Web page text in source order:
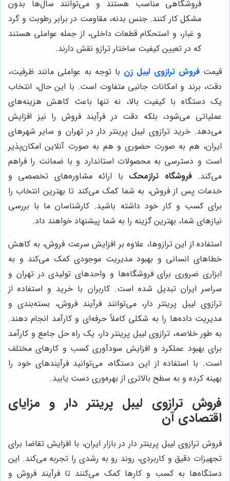
فروشگاهی مناسب هستند و می‌توانند سال‌ها بدون
مشکل کار کنند. جنس بدنه، مقاومت در برابر رطوبت و گرد
و غبار، و استحکام قطعات داخلی، از جمله عواملی هستند
که در تعیین کیفیت ساختار ترازو نقش دارند.
قیمتفروش ترازوی لیبل زن با توجه به عواملی مانند ظرفیت،
دقت، برند و امکانات جانبی متفاوت است. با این حال، انتخاب
یک دستگاه با کیفیت بالا، نه تنها باعث کاهش هزینه‌های
عملیاتی می‌شود، بلکه دقت در فرآیند فروش را نیز افزایش
می‌دهد. خرید ترازوی لیبل پرینتر دار در تهران و سایر شهرهای
ایران، هم به صورت حضوری و هم به صورت آنلاین امکان‌پذیر
است و دسترسی به محصولات استاندارد و با ضمانت را فراهم
می‌کند.فروشگاه ترازمحک با ارائه مشاوره‌های تخصصی و
خدمات پس از فروش، به شما کمک می‌کند تا بهترین انتخاب را
برای کسب و کار خود داشته باشید. کارشناسان ما با بررسی
نیازهای شما، بهترین گزینه را به شما پیشنهاد خواهند داد.
استفاده از این ترازوها، علاوه بر افزایش سرعت فروش، به کاهش
خطاهای انسانی و بهبود مدیریت موجودی کمک می‌کند و به
ابزاری ضروری برای فروشگاه‌ها و واحدهای تولیدی در تهران و
سراسر ایران تبدیل شده است. کاربران با خرید و استفاده از
ترازوی لیبل پرینتر دار، می‌توانند فرآیند فروش، بسته‌بندی و
مدیریت داده‌ها را به شکلی کاملاً حرفه‌ای و کارآمد انجام دهند.
به طور خلاصه، ترازوی لیبل پرینتر دار، یک راه حل جامع و کارآمد
برای بهبود عملکرد و افزایش سودآوری کسب و کارهای مختلف
است. با استفاده از این دستگاه، می‌توانید فرآیندهای خود را
بهینه کرده و به سطح بالاتری از بهره‌وری دست یابید.
فروش ترازوی لیبل پرینتر دار و مزایای
اقتصادی آن
فروش ترازوی لیبل پرینتر دار در بازار ایران، با افزایش تقاضا برای
تجهیزات دقیق و کاربردی، روند رو به رشدی را تجربه می‌کند. این
دستگاه‌ها به کسب و کارها کمک می‌کنند تا فرآیند فروش و